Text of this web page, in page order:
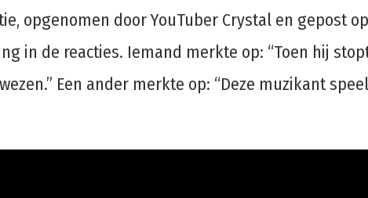
opgenomen door YouTuber Crystal en gepost
in de reacties. Iemand merkte op: “Toen hij
Een ander merkte op: “Deze muzikant